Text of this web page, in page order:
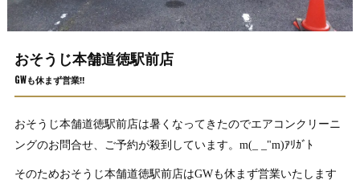
おそうじ本舗道徳駅前店
GWも休まず営業‼
おそうじ本舗道徳駅前店は暑くなってきたのでエアコンクリーニ
ングのお問合せ、ご予約が殺到しています。m(_ _"m)ｱﾘｶﾞﾄ
そのためおそうじ本舗道徳駅前店はGWも休まず営業いたします